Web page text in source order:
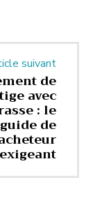
suivant
de
avec
: le
guide de
exigeant